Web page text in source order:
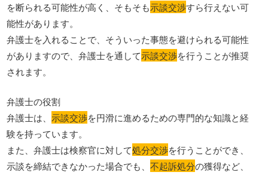
を断られる可能性が高く、そもそも示談交渉すら行えない可
能性があります。
弁護士を入れることで、そういった事態を避けられる可能性
がありますので、弁護士を通して示談交渉を行うことが推奨
されます。
弁護士の役割
弁護士は、 示談交渉を円滑に進めるための専門的な知識と経
験を持っています。
また、弁護士は検察官に対して処分交渉を行うことができ、
示談を締結できなかった場合でも、不起訴処分の獲得など、